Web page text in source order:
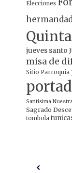
Elecciones
jueves santo
misa de
Sitio Parroquia
Santísima
Sagrado
tombola